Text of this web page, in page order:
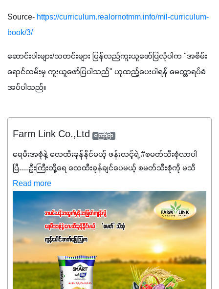
Source- https://curriculum.realornotmm.info/mil-curriculum-
book/3/
ဆောင်းပါးများ/သတင်းများ ပြန်လည်ကူးယူဖော်ပြလိုပါက "အစိမ်း
ရောင်လမ်းမှ ကူးယူဖော်ပြပါသည်" ဟုထည့်ပေးပါရန် မေတ္တာရပ်ခံ
အပ်ပါသည်။
Farm Link Co.,Ltd ကြော်ငြာ
ရေမီးအစုံနဲ့ လေထီးခုန်နိုင်မယ့် ဖန်းလင့်ရဲ့ #စမတ်သီးစုံလာပါ
ပြီ.....ဦးကြီးတို့ရေ ‌လေထီးခုန်ချင်ပေမယ့် စမတ်သီးစုံကို မသိ
သေးရင်တော့ ဒီစာလေးကို ဆက်ဖတ်‌ပေးပါ #စမတ်သီးစုံဆိုတာ
အပင်တိုင်းအတွက် အဓိကအာဟာရNPK (19:7:8)နဲ့ #ဟူးမစ်
အက်စစ်တို့ အချိုးကျ ပေါင်းစပ်ထားတဲ့ ကွန်ပေါင်း
ဓာတ်မြေဩဇာဖြစ်ပါတယ်။ အဓိကအကျိုးကျေးဇူးတွေအနေနဲ့
ကတော့ နိုက်ထရိုဂျင် 19%ပါဝင်တဲ့အတွက် ကလိုရိုဖီးလ်ဖွဲ့စည်း
မှုကို အားပေးကာ သီးနှံပင်များ၏အရွက်များစိမ်းလန်းသန်စွမ်း
ပြီး အစာချက်လုပ်မှုအားကောင်းစေပါတယ်။ အပင်၏ပင်ပိုင်း
ကြီးထွားမှုကို တိုးမြင့်စေကာ အပင်သန်၍ အကြီးမြန်စေပါတယ်။
Read more